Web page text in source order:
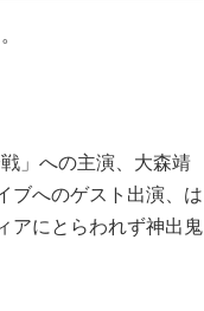
」への主演、大森靖
ブへのゲスト出演、は
アにとらわれず神出鬼